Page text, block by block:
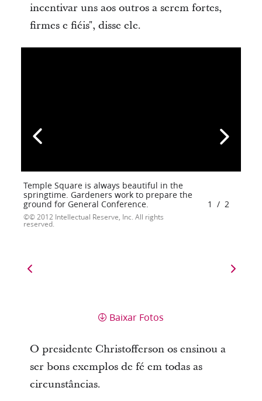
incentivar uns aos outros a serem fortes,
firmes e fiéis", disse ele.
Temple Square is always beautiful in the
springtime. Gardeners work to prepare the
ground for General Conference.
© 2012 Intellectual Reserve, Inc. All rights
reserved.
1 / 2
Baixar Fotos
O presidente Christofferson os ensinou a
ser bons exemplos de fé em todas as
circunstâncias.